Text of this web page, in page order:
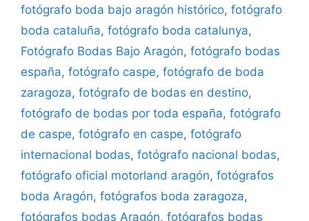
fotógrafo boda bajo aragón histórico, fotógrafo
boda cataluña, fotógrafo boda catalunya,
Fotógrafo Bodas Bajo Aragón, fotógrafo bodas
españa, fotógrafo caspe, fotógrafo de boda
zaragoza, fotógrafo de bodas en destino,
fotógrafo de bodas por toda españa, fotógrafo
de caspe, fotógrafo en caspe, fotógrafo
internacional bodas, fotógrafo nacional bodas,
fotógrafo oficial motorland aragón, fotógrafos
boda Aragón, fotógrafos boda zaragoza,
fotógrafos bodas Aragón, fotógrafos bodas